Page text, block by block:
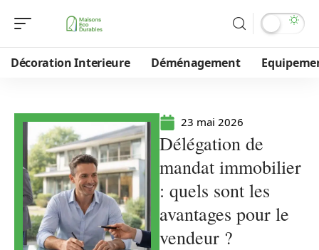
Décoration Interieure Déménagement
23 mai 2026
Délégation de
mandat immobilier
: quels sont les
avantages pour le
vendeur ?